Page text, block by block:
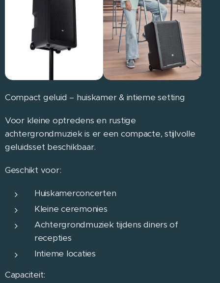
Compact geluid – huiskamer & intieme setting
Voor kleine optredens en rustige
achtergrondmuziek is er een compacte, stijlvolle
geluidsset beschikbaar.
Geschikt voor:
Huiskamerconcerten
Kleine ceremonies
Achtergrondmuziek tijdens diners of
recepties
Intieme locaties
Capaciteit: